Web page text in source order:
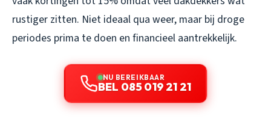
rustiger zitten. Niet ideaal qua weer, maar bij droge
periodes prima te doen en financieel aantrekkelijk.
NU BEREIKBAAR
BEL 085 019 21 21